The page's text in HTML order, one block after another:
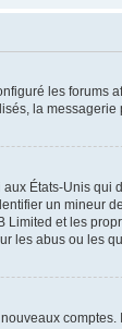
les
la messagerie
États-Unis qui
un mineur
et les
les abus ou les